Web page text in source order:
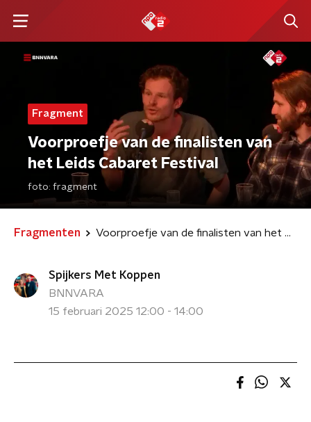
Fragment
Voorproefje van de finalisten van
het Leids Cabaret Festival
foto: fragment
Fragmenten Voorproefje van de finalisten van het Leids Cabaret Festival
Spijkers Met Koppen
BNNVARA
15 februari 2025 12:00 - 14:00